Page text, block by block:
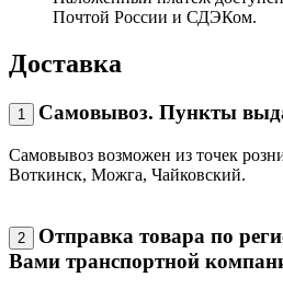
Почтой России и СДЭКом.
Доставка
1 Самовывоз. Пункты
Самовывоз возможен из точек
Воткинск, Можга, Чайковский.
2
Отправка товара по
Вами транспортной